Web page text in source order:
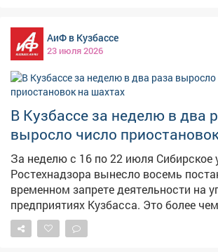
2027 году предприятие планируют
эксплуатацию. Комбинат будет производить до 450
тысяч кубометров древесно-
запуска Кузбасс однозначно войдёт в
среди регионов России по
комплекса всей нашей страны обьект
приоритетным и включен в список
Владимирович Середюк подчеркивает важность того,
что реализация проекта направлена
зависимости региона от угля за счет
высокотехнологичной деревообработки. Для
Кемерово это означает серьезный шаг
АиФ в Кузбассе
23 июля 2026
В Кузбассе за неделю в два
выросло число
За неделю с 16 по 22 июля Сибирское
Ростехнадзора вынесло восемь
временном запрете деятельности на
предприятиях Кузбасса. Это более
превышает показатели предыдущей
шахтах региона также зафиксированы